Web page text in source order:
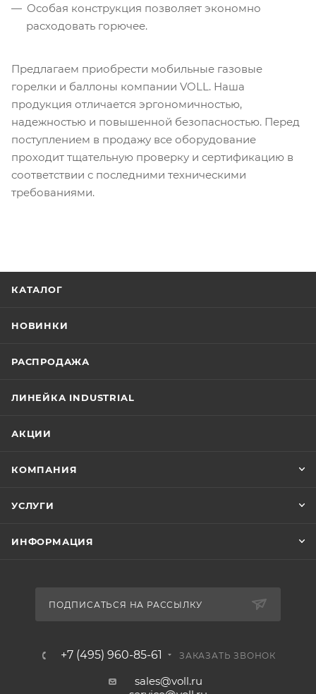
Особая конструкция позволяет экономно
расходовать горючее.
Предлагаем приобрести мобильные газовые
горелки и баллоны компании VOLL. Наша
продукция отличается эргономичностью,
надежностью и повышенной безопасностью. Перед
поступлением в продажу все оборудование
проходит тщательную проверку и сертификацию в
соответствии с последними техническими
требованиями.
КАТАЛОГ
НОВИНКИ
РАСПРОДАЖА
ЛИНЕЙКА INDUSTRIAL
АКЦИИ
КОМПАНИЯ
УСЛУГИ
ИНФОРМАЦИЯ
ПОДПИСАТЬСЯ НА РАССЫЛКУ
+7 (495) 960-85-61 ЗАКАЗАТЬ ЗВОНОК
sales@voll.ru